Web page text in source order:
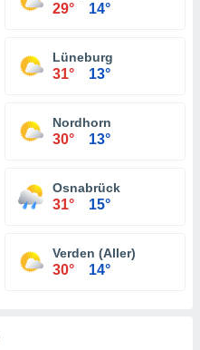
29° 14°
Lüneburg
31° 13°
Nordhorn
30° 13°
Osnabrück
31° 15°
Verden (Aller)
30° 14°